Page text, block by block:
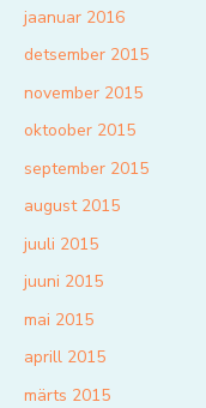
jaanuar 2016
detsember 2015
november 2015
oktoober 2015
september 2015
august 2015
juuli 2015
juuni 2015
mai 2015
aprill 2015
märts 2015